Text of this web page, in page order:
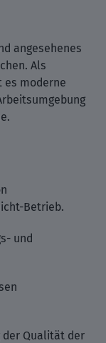
angesehenes
Als
moderne
Betrieb.
und
der Qualität der